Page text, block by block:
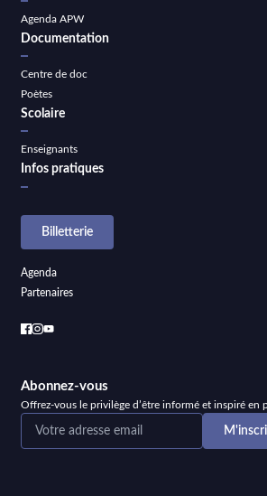
Agenda APW
Documentation
Centre de doc
Poètes
Scolaire
Enseignants
Infos pratiques
Billetterie
Agenda
Partenaires
Abonnez-vous
Offrez-vous le privilège d’être informé et inspiré en